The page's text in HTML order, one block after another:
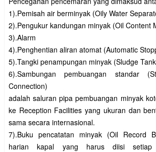
1).Pemisah air berminyak (Oily Water
2).Pengukur kandungan minyak (Oil Content
3).Alarm
4).Penghentian aliran atomat (Automatic
5).Tangki penampungan minyak (Sludge
6).Sambungan pembuangan standar
Connection)
adalah saluran pipa pembuangan minyak
ke Reception Facilities yang ukuran dan
sama secara internasional.
7).Buku pencatatan minyak (Oil Record
harian kapal yang harus diisi setiap